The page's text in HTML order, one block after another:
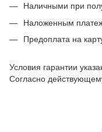
Наличными при
Наложенным
Предоплата на
Условия гарантии
Согласно